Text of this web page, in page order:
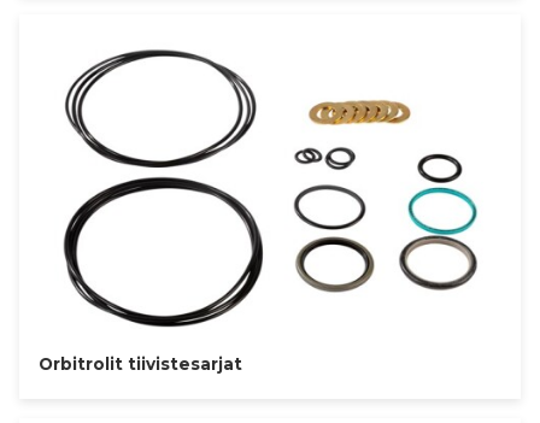
Orbitrolit tiivistesarjat